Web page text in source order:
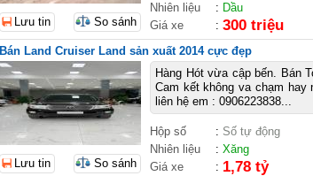
Nhiên liệu
: Dầu
Giá xe
: 300 triệu
Lưu tin So sánh
Bán Land Cruiser Land sản xuất 2014 cực đẹp
Hàng Hót vừa cập bến. Bán
Cam kết không va chạm
liên hệ em : 0906223838...
Hộp số : Số tự động
Nhiên liệu
: Xăng
Giá xe
: 1,78 tỷ
Lưu tin So sánh